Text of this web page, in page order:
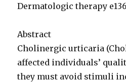
Dermatologic therapy
Abstract
Cholinergic urticaria
affected individuals’
they must avoid stimuli